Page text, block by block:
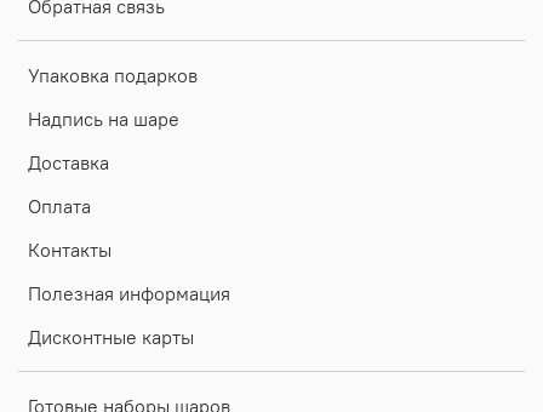
Обратная связь
Упаковка подарков
Надпись на шаре
Доставка
Оплата
Контакты
Полезная информация
Дисконтные карты
Готовые наборы шаров